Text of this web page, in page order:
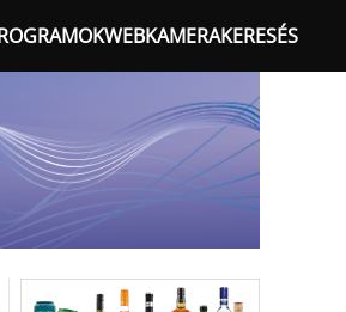
WEBKAMERAKERESÉS